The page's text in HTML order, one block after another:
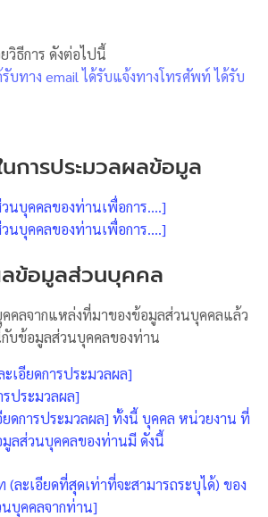
วิธีการ ดังต่อไปนี้
รับทาง email ได้รับแจ้งทางโทรศัพท์ ได้รับ
การประมวลผลข้อมูล
วนบุคคลของท่านเพื่อการ….]
วนบุคคลของท่านเพื่อการ….]
ลข้อมูลส่วนบุคคล
คลจากแหล่งที่มาของข้อมูลส่วนบุคคลแล้ว
กับข้อมูลส่วนบุคคลของท่าน
ะเอียดการประมวลผล]
รประมวลผล]
ยดการประมวลผล] ทั้งนี้ บุคคล หน่วยงาน ที่
มูลส่วนบุคคลของท่านมี ดังนี้
(ละเอียดที่สุดเท่าที่จะสามารถระบุได้) ของ
บุคคลจากท่าน]